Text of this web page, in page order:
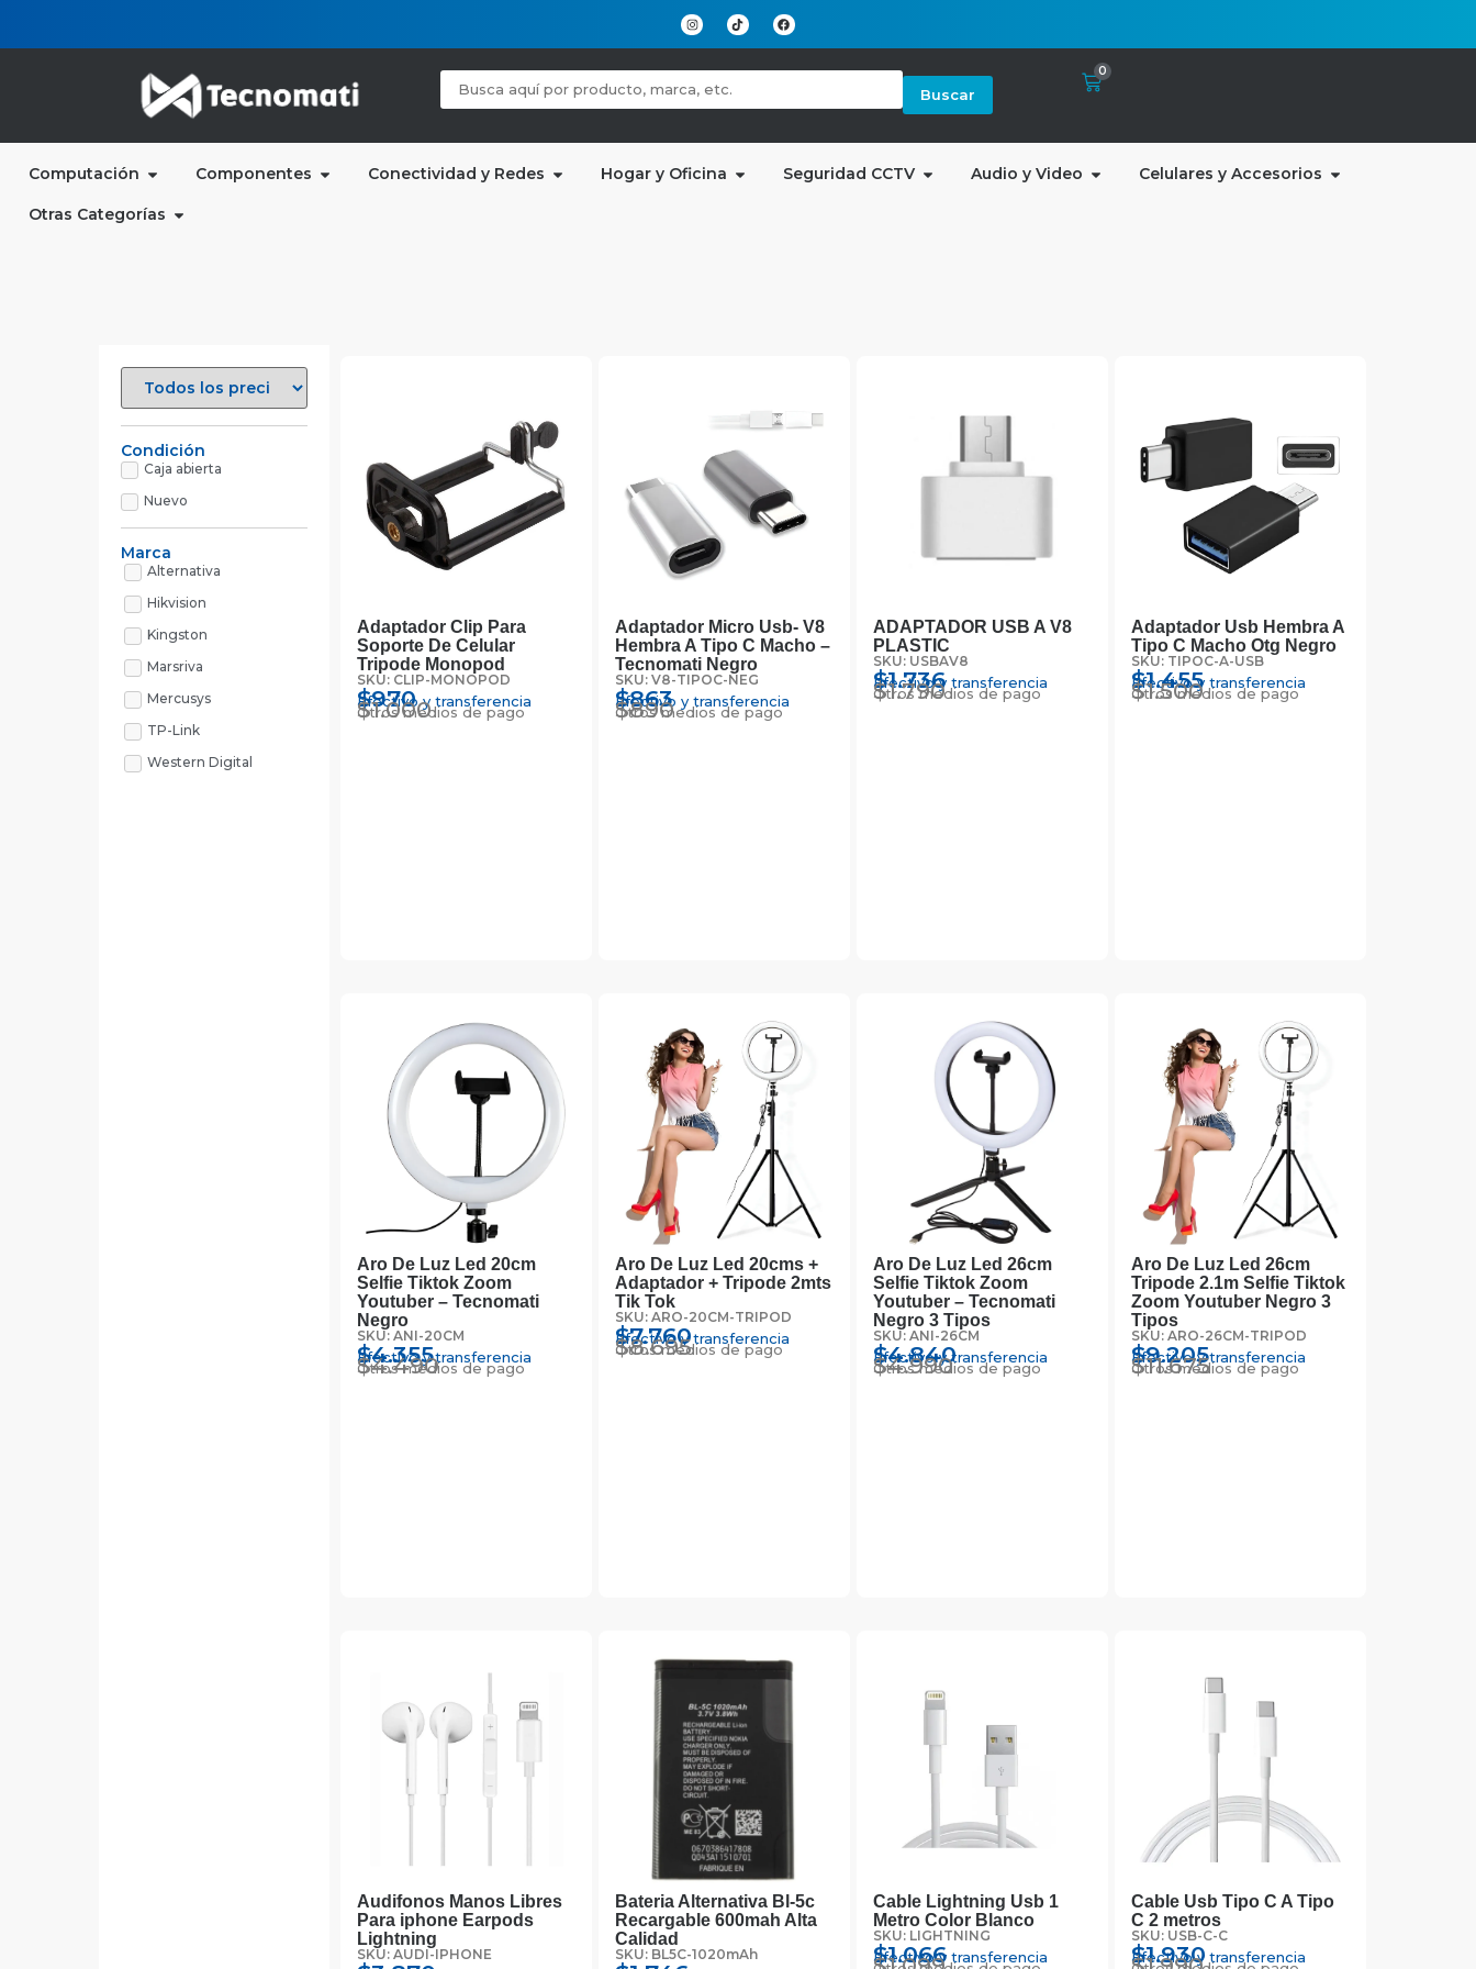
Buscar
0
Computación Componentes Conectividad y Redes Hogar y Oficina Seguridad CCTV Audio y Video Celulares y Accesorios
Otras Categorías
Condición
Caja abierta
Nuevo
Marca
Alternativa
Hikvision
Kingston
Marsriva
Mercusys
TP-Link
Western Digital
Adaptador Clip Para
Soporte De Celular
Tripode Monopod
SKU: CLIP-MONOPOD
$970
Efectivo y transferencia
$1.000
Otros medios de pago
Adaptador Micro Usb- V8
Hembra A Tipo C Macho –
Tecnomati Negro
SKU: V8-TIPOC-NEG
$863
Efectivo y transferencia
$890
Otros medios de pago
ADAPTADOR USB A V8
PLASTIC
SKU: USBAV8
$1.736
Efectivo y transferencia
$1.790
Otros medios de pago
Adaptador Usb Hembra A
Tipo C Macho Otg Negro
SKU: TIPOC-A-USB
$1.455
Efectivo y transferencia
$1.500
Otros medios de pago
Aro De Luz Led 20cm
Selfie Tiktok Zoom
Youtuber – Tecnomati
Negro
SKU: ANI-20CM
$4.355
Efectivo y transferencia
$4.490
Otros medios de pago
Aro De Luz Led 20cms +
Adaptador + Tripode 2mts
Tik Tok
SKU: ARO-20CM-TRIPOD
$7.760
Efectivo y transferencia
$8.695
Otros medios de pago
Aro De Luz Led 26cm
Selfie Tiktok Zoom
Youtuber – Tecnomati
Negro 3 Tipos
SKU: ANI-26CM
$4.840
Efectivo y transferencia
$4.990
Otros medios de pago
Aro De Luz Led 26cm
Tripode 2.1m Selfie Tiktok
Zoom Youtuber Negro 3
Tipos
SKU: ARO-26CM-TRIPOD
$9.205
Efectivo y transferencia
$11.675
Otros medios de pago
Audifonos Manos Libres
Para iphone Earpods
Lightning
SKU: AUDI-IPHONE
Bateria Alternativa Bl-5c
Recargable 600mah Alta
Calidad
SKU: BL5C-1020mAh
Cable Lightning Usb 1
Metro Color Blanco
SKU: LIGHTNING
$1.066
Efectivo y transferencia
Cable Usb Tipo C A Tipo
C 2 metros
SKU: USB-C-C
$1.930
Efectivo y transferencia